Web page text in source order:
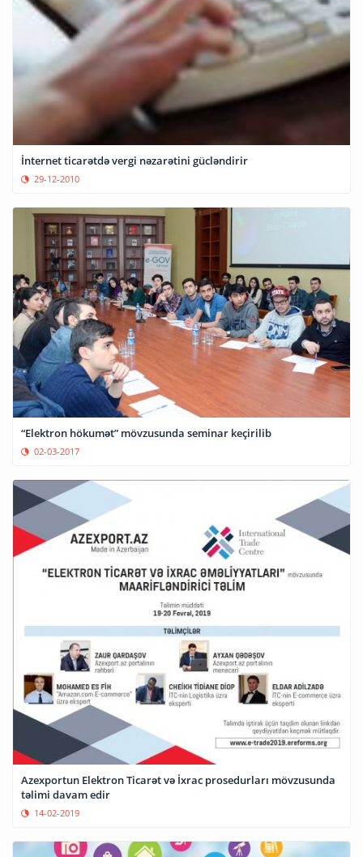
İnternet ticarətdə vergi nəzarətini gücləndirir
29-12-2010
“Elektron hökumət” mövzusunda seminar keçirilib
02-03-2017
Azexportun Elektron Ticarət və İxrac prosedurları mövzusunda
təlimi davam edir
14-02-2019